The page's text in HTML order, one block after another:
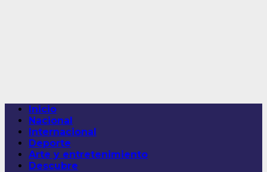
Menú
principal
Inicio
Nacional
Internacional
Deporte
Arte y entretenimiento
Descubre